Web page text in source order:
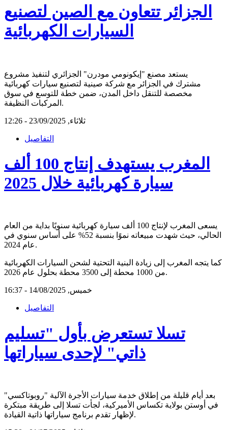
الجزائر تتعاون مع الصين لتصنيع
السيارات الكهربائية
يستعد مصنع "إيكونومي مودرن" الجزائري لتنفيذ مشروع
مشترك في الجزائر مع شركة صينية لتصنيع سيارات كهربائية
مخصصة للتنقل داخل المدن، ضمن خطة للتوسع في سوق
المركبات النظيفة.
ثلاثاء, 23/09/2025 - 12:26
التفاصيل
المغرب يستهدف إنتاج 100 ألف
سيارة كهربائية خلال 2025
يسعى المغرب لإنتاج 100 ألف سيارة كهربائية سنويًا بداية من العام
الحالي، حيث شهدت مبيعاته نموًا بنسبة 52% على أساس سنوي في
عام 2024.
كما يتجه المغرب إلى زيادة البنية التحتية لشحن السيارات الكهربائية
من 1000 محطة إلى 3500 محطة بحلول عام 2026.
خميس, 14/08/2025 - 16:37
التفاصيل
تسلا تستعرض بأول "تسليم
ذاتي" لإحدى سياراتها
بعد أيام قليلة من إطلاق خدمة سيارات الأجرة الآلية "روبوتاكسي"
في أوستن بولاية تكساس الأميركية، لجأت تسلا إلى طريقة مبتكرة
لإظهار تقدم برنامج سياراتها ذاتية القيادة.